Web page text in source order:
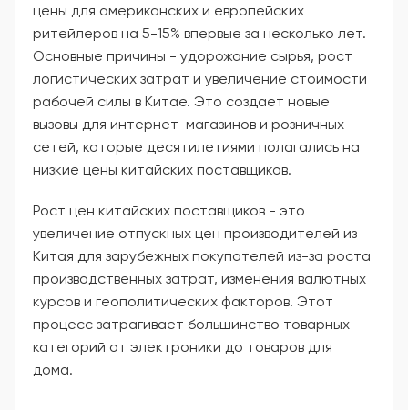
цены для американских и европейских
ритейлеров на 5-15% впервые за несколько лет.
Основные причины - удорожание сырья, рост
логистических затрат и увеличение стоимости
рабочей силы в Китае. Это создает новые
вызовы для интернет-магазинов и розничных
сетей, которые десятилетиями полагались на
низкие цены китайских поставщиков.
Рост цен китайских поставщиков - это
увеличение отпускных цен производителей из
Китая для зарубежных покупателей из-за роста
производственных затрат, изменения валютных
курсов и геополитических факторов. Этот
процесс затрагивает большинство товарных
категорий от электроники до товаров для
дома.